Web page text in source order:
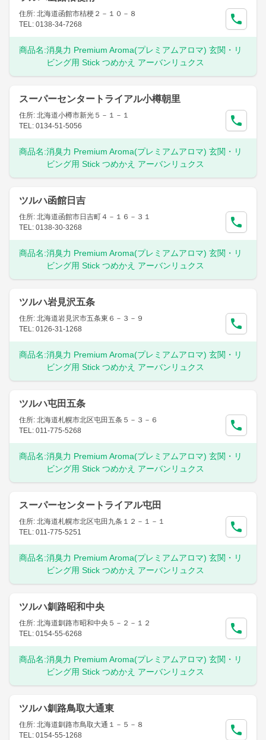
住所: 北海道函館市桔梗２－１０－８
TEL: 0138-34-7268
商品名:消臭力 Premium Aroma(プレミアムアロマ) 玄関・リ
ビング用 Stick つめかえ アーバンリュクス
スーパーセンタートライアル小樽朝里
住所: 北海道小樽市新光５－１－１
TEL: 0134-51-5056
商品名:消臭力 Premium Aroma(プレミアムアロマ) 玄関・リ
ビング用 Stick つめかえ アーバンリュクス
ツルハ函館日吉
住所: 北海道函館市日吉町４－１６－３１
TEL: 0138-30-3268
商品名:消臭力 Premium Aroma(プレミアムアロマ) 玄関・リ
ビング用 Stick つめかえ アーバンリュクス
ツルハ岩見沢五条
住所: 北海道岩見沢市五条東６－３－９
TEL: 0126-31-1268
商品名:消臭力 Premium Aroma(プレミアムアロマ) 玄関・リ
ビング用 Stick つめかえ アーバンリュクス
ツルハ屯田五条
住所: 北海道札幌市北区屯田五条５－３－６
TEL: 011-775-5268
商品名:消臭力 Premium Aroma(プレミアムアロマ) 玄関・リ
ビング用 Stick つめかえ アーバンリュクス
スーパーセンタートライアル屯田
住所: 北海道札幌市北区屯田九条１２－１－１
TEL: 011-775-5251
商品名:消臭力 Premium Aroma(プレミアムアロマ) 玄関・リ
ビング用 Stick つめかえ アーバンリュクス
ツルハ釧路昭和中央
住所: 北海道釧路市昭和中央５－２－１２
TEL: 0154-55-6268
商品名:消臭力 Premium Aroma(プレミアムアロマ) 玄関・リ
ビング用 Stick つめかえ アーバンリュクス
ツルハ釧路鳥取大通東
住所: 北海道釧路市鳥取大通１－５－８
TEL: 0154-55-1268